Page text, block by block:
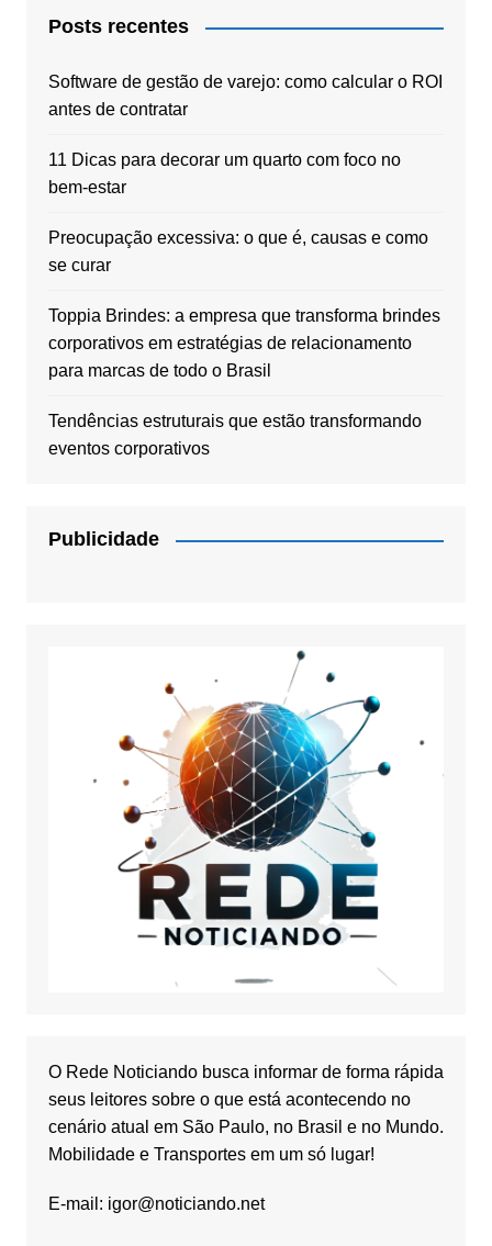
Posts recentes
Software de gestão de varejo: como calcular o ROI
antes de contratar
11 Dicas para decorar um quarto com foco no
bem-estar
Preocupação excessiva: o que é, causas e como
se curar
Toppia Brindes: a empresa que transforma brindes
corporativos em estratégias de relacionamento
para marcas de todo o Brasil
Tendências estruturais que estão transformando
eventos corporativos
Publicidade
O Rede Noticiando busca informar de forma rápida
seus leitores sobre o que está acontecendo no
cenário atual em São Paulo, no Brasil e no Mundo.
Mobilidade e Transportes em um só lugar!
E-mail: igor@noticiando.net